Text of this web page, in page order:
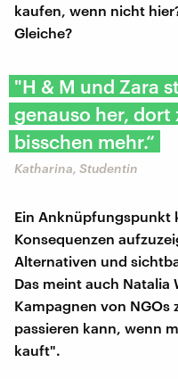
kaufen, wenn nicht
Gleiche?
"H & M und Zara
genauso her, dort
bisschen mehr.“
Katharina, Studentin
Ein Anknüpfungspunkt
Konsequenzen
Alternativen und
Das meint auch Natalia
Kampagnen von NGOs
passieren kann, wenn
kauft".